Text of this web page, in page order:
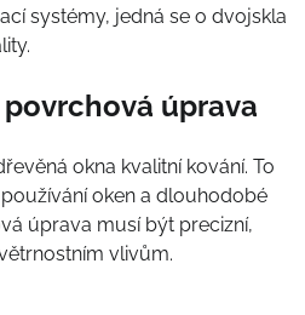
systémy, jedná se o dvojskla
úprava
okna kvalitní kování. To
oken a dlouhodobé
úprava musí být precizní,
vlivům.